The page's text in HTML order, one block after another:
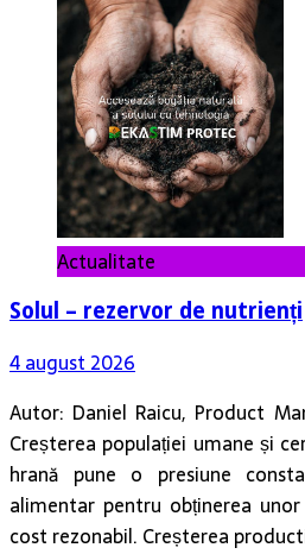
Actualitate
Solul – rezervor de nutrienți
4 august 2026
Autor: Daniel Raicu, Product
Creșterea populației umane și
hrană pune o presiune
alimentar pentru obținerea
cost rezonabil. Creșterea